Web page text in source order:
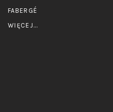
FABERGÉ
WIĘCEJ...